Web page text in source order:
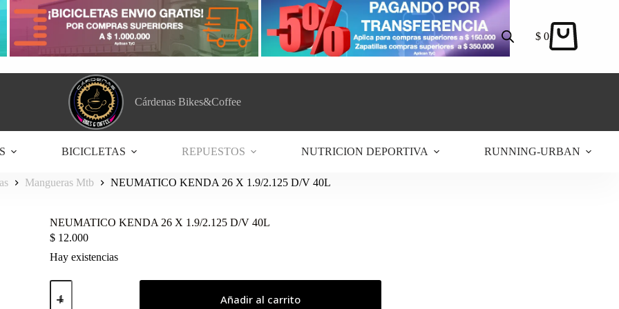
Carro
$ 0
Cárdenas Bikes&Coffee
BICICLETAS REPUESTOS NUTRICION DEPORTIVA RUNNING-URBAN
Mangueras Mtb NEUMATICO KENDA 26 X 1.9/2.125 D/V 40L
NEUMATICO KENDA 26 X 1.9/2.125 D/V 40L
$ 12.000
Hay existencias
NEUMATICO
KENDA
Añadir al carrito